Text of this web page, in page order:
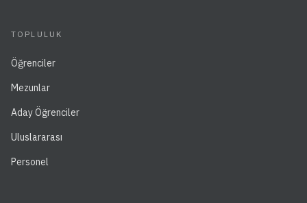
TOPLULUK
Öğrenciler
Mezunlar
Aday Öğrenciler
Uluslararası
Personel